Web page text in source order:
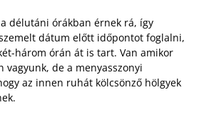
délutáni órákban érnek rá, így
dátum előtt időpontot foglalni,
három órán át is tart. Van amikor
vagyunk, de a menyasszonyi
az innen ruhát kölcsönző hölgyek